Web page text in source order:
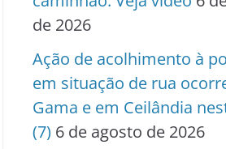
de 2026
Ação de acolhimento à
em situação de rua
Gama e em Ceilândia
(7) 6 de agosto de 2026